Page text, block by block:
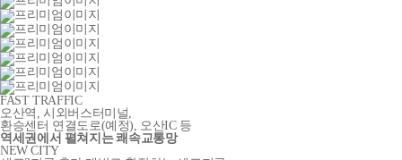
FAST TRAFFIC
오산역, 시외버스터미널,
환승센터 연결도로(예정) , 오산IC 등
역세권에서 펼쳐지는 쾌속교통망
NEW CITY